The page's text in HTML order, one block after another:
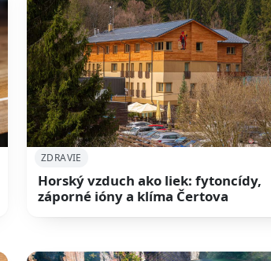
ZDRAVIE
Horský vzduch ako liek: fytoncídy,
záporné ióny a klíma Čertova